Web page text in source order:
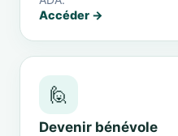
Accéder →
🙋
Devenir bénévole